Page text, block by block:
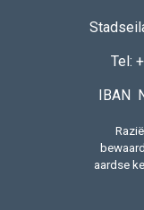
Tel:
IBAN
aardse